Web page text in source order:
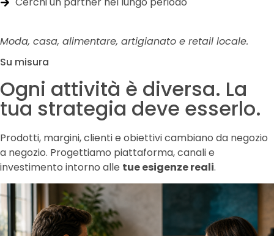
Moda, casa, alimentare, artigianato e retail locale.
Su misura
Ogni attività è diversa. La
tua strategia deve esserlo.
Prodotti, margini, clienti e obiettivi cambiano da negozio
a negozio. Progettiamo piattaforma, canali e
investimento intorno alle tue esigenze reali.